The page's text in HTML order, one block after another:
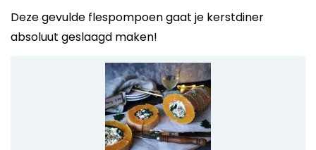
Deze gevulde flespompoen gaat je kerstdiner
absoluut geslaagd maken!